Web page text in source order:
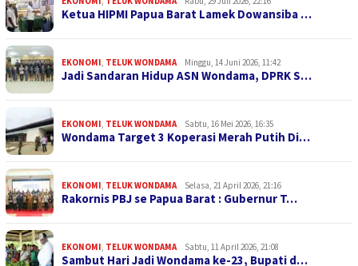
Ketua HIPMI Papua Barat Lamek Dowansiba …
EKONOMI, TELUK WONDAMA Minggu, 14 Juni 2026, 11:42
Jadi Sandaran Hidup ASN Wondama, DPRK S…
EKONOMI, TELUK WONDAMA Sabtu, 16 Mei 2026, 16:35
Wondama Target 3 Koperasi Merah Putih Di…
EKONOMI, TELUK WONDAMA Selasa, 21 April 2026, 21:16
Rakornis PBJ se Papua Barat : Gubernur T…
EKONOMI, TELUK WONDAMA Sabtu, 11 April 2026, 21:08
Sambut Hari Jadi Wondama ke-23, Bupati d…